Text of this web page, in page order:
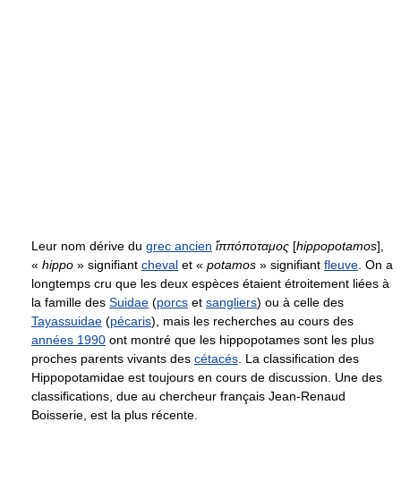
Leur nom dérive du grec ancien ἵππόποταμος [hippopotamos],
« hippo » signifiant cheval et « potamos » signifiant fleuve. On a
longtemps cru que les deux espèces étaient étroitement liées à
la famille des Suidae (porcs et sangliers) ou à celle des
Tayassuidae (pécaris), mais les recherches au cours des
années 1990 ont montré que les hippopotames sont les plus
proches parents vivants des cétacés. La classification des
Hippopotamidae est toujours en cours de discussion. Une des
classifications, due au chercheur français Jean-Renaud
Boisserie, est la plus récente.